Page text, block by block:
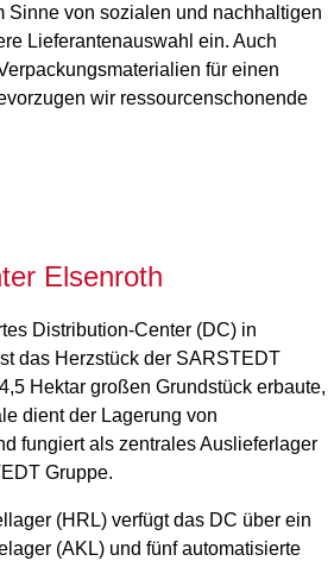
Sinne von sozialen und nachhaltigen
Lieferantenauswahl ein. Auch
für einen
wir ressourcenschonende
Elsenroth
Distribution-Center (DC) in
das Herzstück der SARSTEDT
Hektar großen Grundstück erbaute,
dient der Lagerung von
fungiert als zentrales Auslieferlager
Gruppe.
(HRL) verfügt das DC über ein
(AKL) und fünf automatisierte